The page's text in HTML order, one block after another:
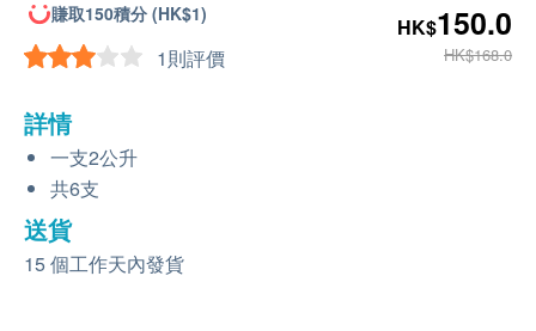
賺取150積分 (HK$1)
1則評價
HK$150.0
HK$168.0
詳情
一支2公升
共6支
送貨
15 個工作天內發貨